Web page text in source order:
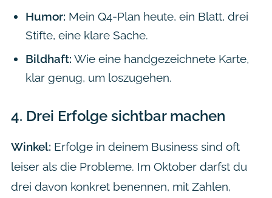
Humor: Mein Q4-Plan heute, ein Blatt, drei
Stifte, eine klare Sache.
Bildhaft: Wie eine handgezeichnete Karte,
klar genug, um loszugehen.
4. Drei Erfolge sichtbar machen
Winkel: Erfolge in deinem Business sind oft
leiser als die Probleme. Im Oktober darfst du
drei davon konkret benennen, mit Zahlen,